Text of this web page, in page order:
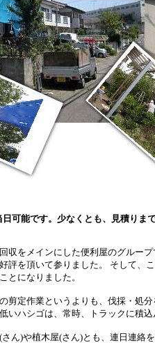
可能です。少なくとも、見積りま
収をメインにした便利屋のグルー
評を頂いて参りました。 そして、
とになりました。
剪定作業というよりも、伐採・処
いハシゴは、常時、トラックに積
ん)や植木屋(さん)とも、連日連絡